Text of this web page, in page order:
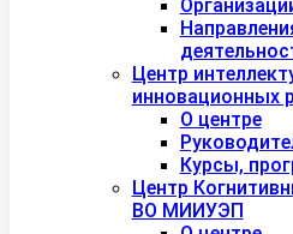
Центр
инновационных
О центре
Курсы,
Центр
ВО МИИУЭП